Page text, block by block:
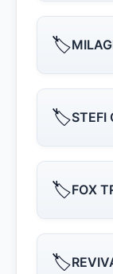
🏷️
🏷️STEFI
🏷️FOX
🏷️